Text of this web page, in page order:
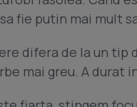
fie putin mai mult
difera de la un tip
mai greu. A durat